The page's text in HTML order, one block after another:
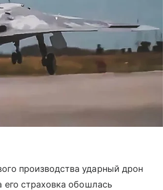
производства ударный дрон
страховка обошлась